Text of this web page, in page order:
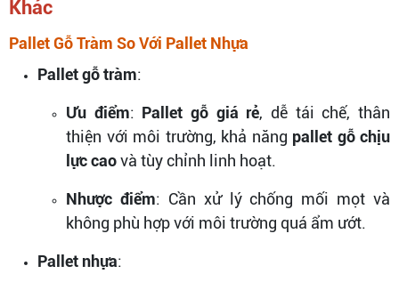
Khác
Pallet Gỗ Tràm So Với Pallet Nhựa
Pallet gỗ tràm:
Ưu điểm: Pallet gỗ giá rẻ, dễ tái chế, thân
thiện với môi trường, khả năng pallet gỗ chịu
lực caovà tùy chỉnh linh hoạt.
Nhược điểm: Cần xử lý chống mối mọt và
không phù hợp với môi trường quá ẩm ướt.
Pallet nhựa: